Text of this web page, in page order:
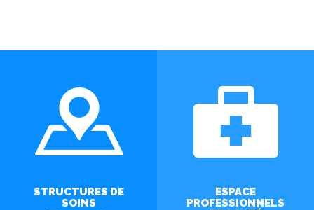
STRUCTURES DE
SOINS
ESPACE
PROFESSIONNELS